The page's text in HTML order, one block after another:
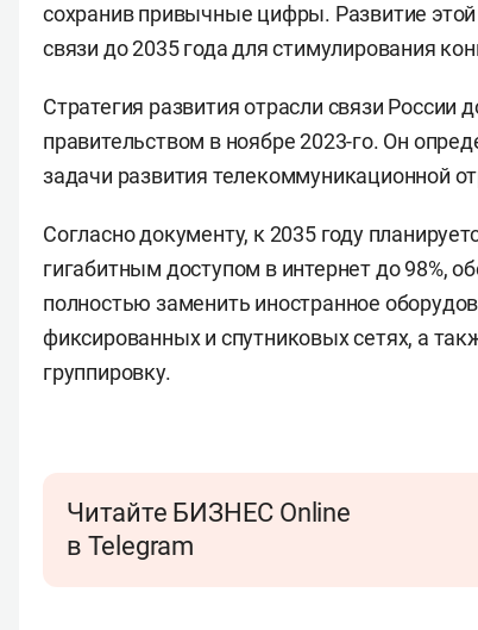
сохранив привычные цифры. Развитие
связи до 2035 года для стимулирования
Стратегия развития отрасли связи
правительством в ноябре 2023-го. Он
задачи развития телекоммуникационной
Согласно документу, к 2035 году
гигабитным доступом в интернет до 98%,
полностью заменить иностранное
фиксированных и спутниковых сетях, а
группировку.
Читайте БИЗНЕС Online
в Telegram